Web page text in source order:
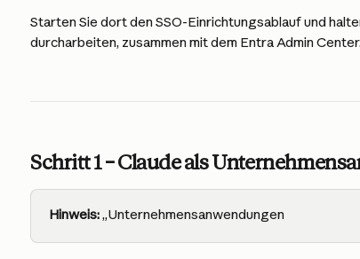
Starten Sie dort den SSO-Einrichtungsablauf und
durcharbeiten, zusammen mit dem Entra Admin
Schritt 1 – Claude als
Hinweis: „Unternehmensanwendungen